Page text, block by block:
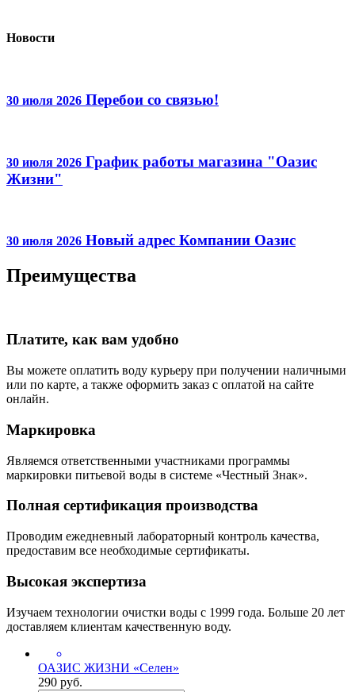
Новости
30 июля 2026 Перебои со связью!
30 июля 2026 График работы магазина "Оазис
Жизни"
30 июля 2026 Новый адрес Компании Оазис
Преимущества
Платите, как вам удобно
Вы можете оплатить воду курьеру при получении наличными
или по карте, а также оформить заказ с оплатой на сайте
онлайн.
Маркировка
Являемся ответственными участниками программы
маркировки питьевой воды в системе «Честный Знак».
Полная сертификация производства
Проводим ежедневный лабораторный контроль качества,
предоставим все необходимые сертификаты.
Высокая экспертиза
Изучаем технологии очистки воды с 1999 года. Больше 20 лет
доставляем клиентам качественную воду.
ОАЗИС ЖИЗНИ «Селен»
290 руб.